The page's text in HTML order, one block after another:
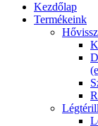
Kezdőlap
Termékeink